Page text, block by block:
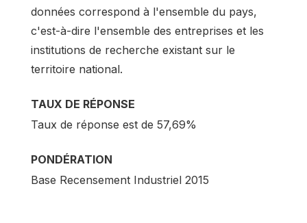
données correspond à l'ensemble du pays,
c'est-à-dire l'ensemble des entreprises et les
institutions de recherche existant sur le
territoire national.
TAUX DE RÉPONSE
Taux de réponse est de 57,69%
PONDÉRATION
Base Recensement Industriel 2015